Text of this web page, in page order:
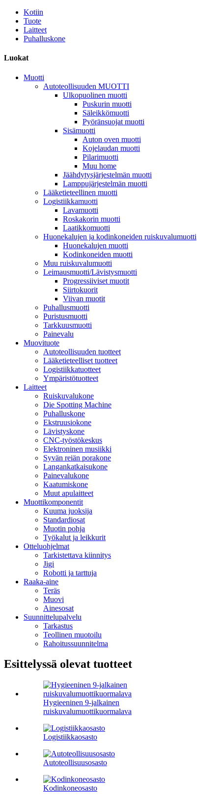
Kotiin
Tuote
Laitteet
Puhalluskone
Luokat
Muotti
Autoteollisuuden MUOTTI
Ulkopuolinen muotti
Puskurin muotti
Säleikkömuotti
Pyöränsuojat muotti
Sisämuotti
Auton oven muotti
Kojelaudan muotti
Pilarimuotti
Muu home
Jäähdytysjärjestelmän muotti
Lamppujärjestelmän muotti
Lääketieteellinen muotti
Logistiikkamuotti
Lavamuotti
Roskakorin muotti
Laatikkomuotti
Huonekalujen ja kodinkoneiden ruiskuvalumuotti
Huonekalujen muotti
Kodinkoneiden muotti
Muu ruiskuvalumuotti
Leimausmuotti/Lävistysmuotti
Progressiiviset muotit
Siirtokuorit
Viivan muotit
Puhallusmuotti
Puristusmuotti
Tarkkuusmuotti
Painevalu
Muovituote
Autoteollisuuden tuotteet
Lääketieteelliset tuotteet
Logistiikkatuotteet
Ympäristötuotteet
Laitteet
Ruiskuvalukone
Die Spotting Machine
Puhalluskone
Ekstruusiokone
Lävistyskone
CNC-työstökeskus
Elektroninen musiikki
Syvän reiän porakone
Langankatkaisukone
Painevalukone
Kaatumiskone
Muut apulaitteet
Muottikomponentit
Kuuma juoksija
Standardiosat
Muotin pohja
Työkalut ja leikkurit
Otteluohjelmat
Tarkistettava kiinnitys
Jigi
Robotti ja tarttuja
Raaka-aine
Teräs
Muovi
Ainesosat
Suunnittelupalvelu
Tarkastus
Teollinen muotoilu
Rahoitussuunnitelma
Esittelyssä olevat tuotteet
Hygieeninen 9-jalkainen
ruiskuvalumuottikuormalava
Logistiikkaosasto
Autoteollisuusosasto
Kodinkoneosasto